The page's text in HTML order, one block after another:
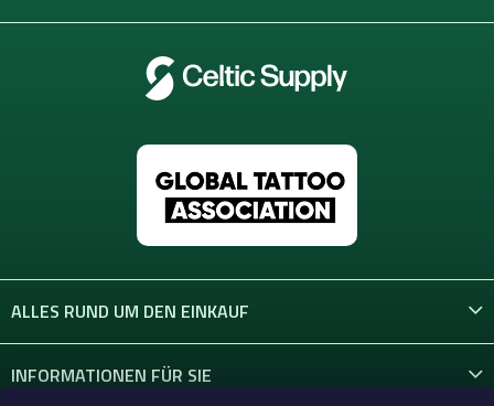
ALLES RUND UM DEN EINKAUF
INFORMATIONEN FÜR SIE